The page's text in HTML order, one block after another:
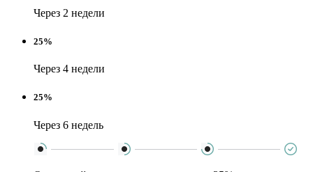
Через 2 недели
25%
Через 4 недели
25%
Через 6 недель